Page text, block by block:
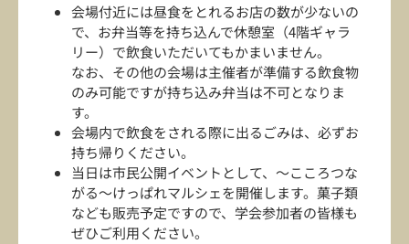
会場付近には昼食をとれるお店の数が少ないの
で、お弁当等を持ち込んで休憩室（4階ギャラ
リー）で飲食いただいてもかまいません。
なお、その他の会場は主催者が準備する飲食物
のみ可能ですが持ち込み弁当は不可となりま
す。
会場内で飲食をされる際に出るごみは、必ずお
持ち帰りください。
当日は市民公開イベントとして、～こころつな
がる～けっぱれマルシェを開催します。菓子類
なども販売予定ですので、学会参加者の皆様も
ぜひご利用ください。